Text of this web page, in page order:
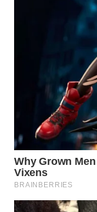
WN
MANDALIKA
WN
LIKUPANG